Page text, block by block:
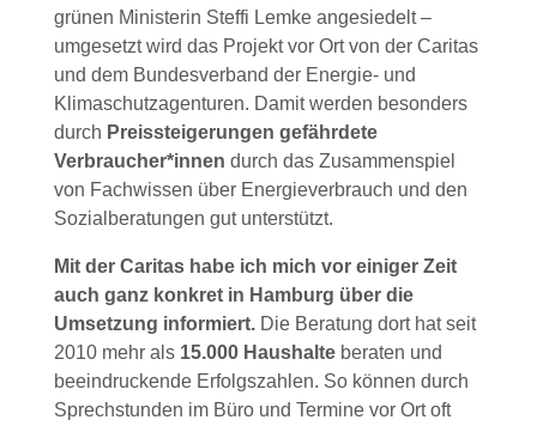
grünen Ministerin Steffi Lemke angesiedelt –
umgesetzt wird das Projekt vor Ort von der Caritas
und dem Bundesverband der Energie- und
Klimaschutzagenturen. Damit werden besonders
durch Preissteigerungen gefährdete
Verbraucher*innen durch das Zusammenspiel
von Fachwissen über Energieverbrauch und den
Sozialberatungen gut unterstützt.
Mit der Caritas habe ich mich vor einiger Zeit
auch ganz konkret in Hamburg über die
Umsetzung informiert.Die Beratung dort hat seit
2010 mehr als 15.000 Haushalteberaten und
beeindruckende Erfolgszahlen. So können durch
Sprechstunden im Büro und Termine vor Ort oft